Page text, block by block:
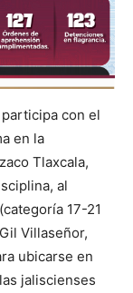
con el
en la
Tlaxcala,
al
17-21
Villaseñor,
ubicarse en
jaliscienses